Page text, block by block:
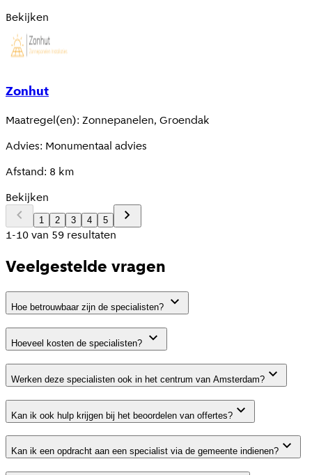
Bekijken
Zonhut
Maatregel(en): Zonnepanelen, Groendak
Advies: Monumentaal advies
Afstand: 8 km
Bekijken
1 2 3 4 5
1-10van 59 resultaten
Veelgestelde vragen
Hoe betrouwbaar zijn de specialisten?
Hoeveel kosten de specialisten?
Werken deze specialisten ook in het centrum van Amsterdam?
Kan ik ook hulp krijgen bij het beoordelen van offertes?
Kan ik een opdracht aan een specialist via de gemeente indienen?